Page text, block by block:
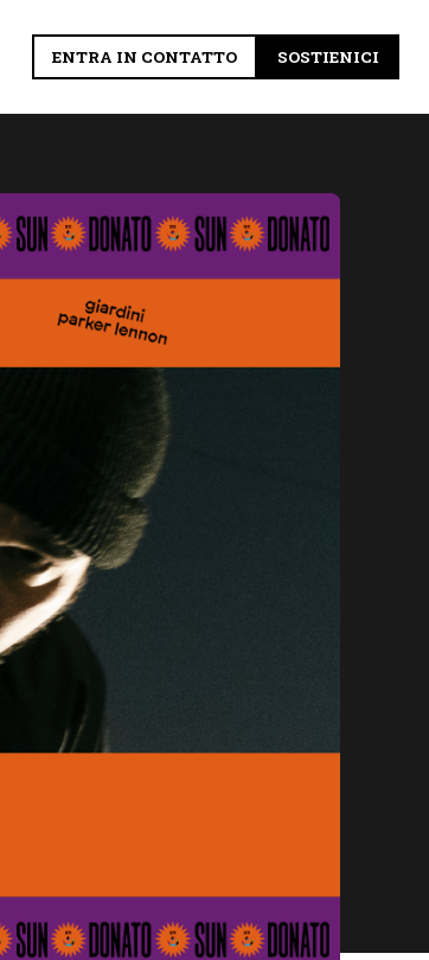
ENTRA IN CONTATTO SOSTIENICI